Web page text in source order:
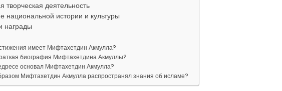
творческая деятельность
национальной истории и культуры
награды
имеет Мифтахетдин Акмулла?
биография Мифтахетдина Акмуллы?
основал Мифтахетдин Акмулла?
Мифтахетдин Акмулла распространял знания об исламе?